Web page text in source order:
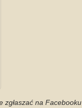
zgłaszać na Facebooku